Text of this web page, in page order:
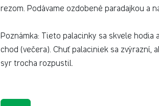
rezom. Podávame ozdobené paradajkou a
Poznámka: Tieto palacinky sa skvele
chod (večera). Chuť palaciniek sa zvýrazní,
syr trocha rozpustil.